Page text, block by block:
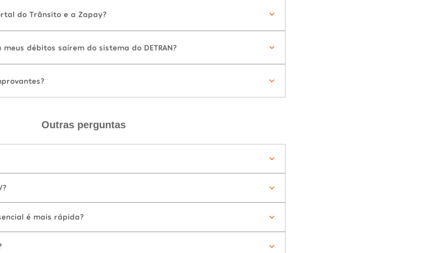
do Trânsito e a Zapay?
débitos saírem do sistema do DETRAN?
Outras perguntas
é mais rápida?